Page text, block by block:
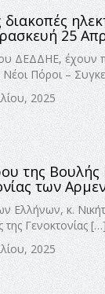
25
ΔΕΔΔΗΕ, έχουν
Πόροι –
2025
της Βουλής
των
Ελλήνων, κ.
Γενοκτονίας […]
2025